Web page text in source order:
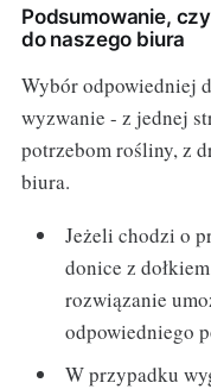
Podsumowanie,
do naszego biura
Wybór odpowiedniej
wyzwanie - z jednej
potrzebom rośliny, z
biura.
Jeżeli chodzi o
donice z
rozwiązanie
odpowiedniego
W przypadku